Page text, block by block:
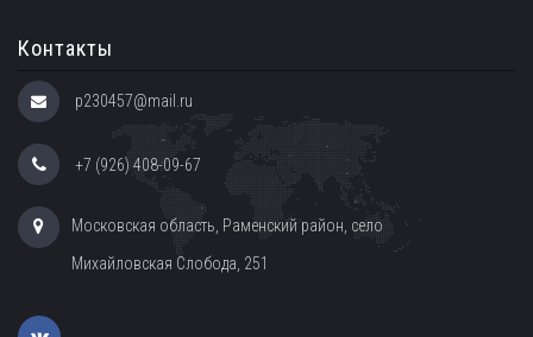
Контакты
p230457@mail.ru
+7 (926) 408-09-67
Московская область, Раменский район, село
Михайловская Слобода, 251